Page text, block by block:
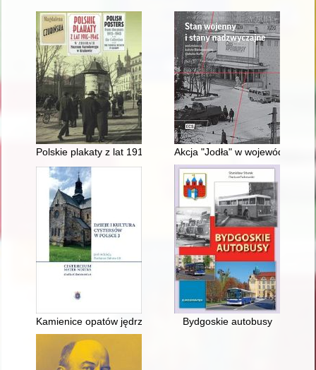
Polskie plakaty z lat 1915-1945 w zbiorach Muzeum
Akcja "Jodła" w województwie
Kamienice opatów jędrzejowskich w Krakowie w XVIII wieku
Bydgoskie autobusy